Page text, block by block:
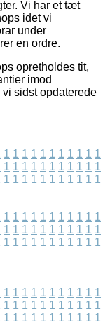
Vi har et tæt
idet vi
under
en ordre.
opretholdes tit,
imod
sidst opdaterede
1 1 1 1 1 1 1 1 1 1 1
1 1 1 1 1 1 1 1 1 1 1
1 1 1 1 1 1 1 1 1 1 1
1 1 1 1 1 1 1 1 1 1 1
1 1 1 1 1 1 1 1 1 1 1
1 1 1 1 1 1 1 1 1 1 1
1 1 1 1 1 1 1 1 1 1 1
1 1 1 1 1 1 1 1 1 1 1
1 1 1 1 1 1 1 1 1 1 1